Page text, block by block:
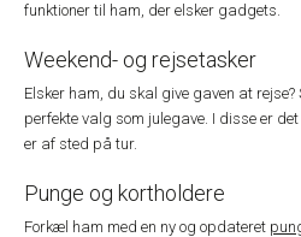
funktioner til ham, der elsker gadgets.
Weekend- og rejsetasker
Elsker ham, du skal give gaven at rejse?
perfekte valg som julegave. I disse er
er af sted på tur.
Punge og kortholdere
Forkæl ham med en ny og opdateret